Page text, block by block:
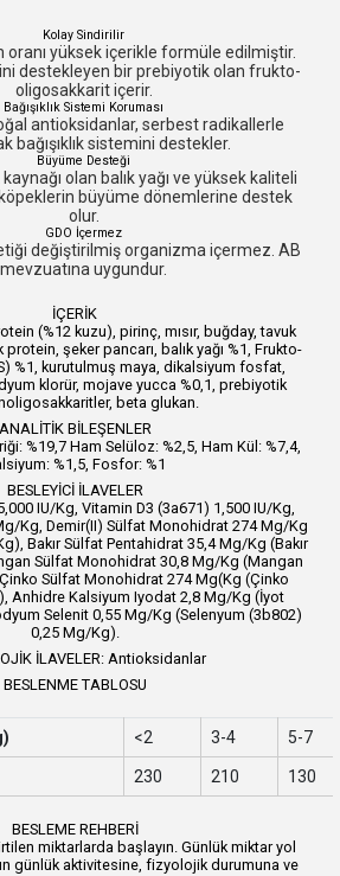
Kolay Sindirilir
oranı yüksek içerikle formüle edilmiştir.
destekleyen bir prebiyotik olan frukto-
oligosakkarit içerir.
Bağışıklık Sistemi Koruması
antioksidanlar, serbest radikallerle
bağışıklık sistemini destekler.
Büyüme Desteği
olan balık yağı ve yüksek kaliteli
büyüme dönemlerine destek
olur.
GDO İçermez
değiştirilmiş organizma içermez. AB
mevzuatına uygundur.
İÇERİK
(%12 kuzu), pirinç, mısır, buğday, tavuk
protein, şeker pancarı, balık yağı %1, Frukto-
%1, kurutulmuş maya, dikalsiyum fosfat,
klorür, mojave yucca %0,1, prebiyotik
beta glukan.
ANALİTİK BİLEŞENLER
%19,7 Ham Selüloz: %2,5, Ham Kül: %7,4,
%1,5, Fosfor: %1
BESLEYİCİ İLAVELER
IU/Kg, Vitamin D3 (3a671) 1,500 IU/Kg,
Kg, Demir(II) Sülfat Monohidrat 274 Mg/Kg
Bakır Sülfat Pentahidrat 35,4 Mg/Kg (Bakır
Sülfat Monohidrat 30,8 Mg/Kg (Mangan
Sülfat Monohidrat 274 Mg(Kg (Çinko
Anhidre Kalsiyum Iyodat 2,8 Mg/Kg (İyot
Selenit 0,55 Mg/Kg (Selenyum (3b802)
0,25 Mg/Kg).
İLAVELER: Antioksidanlar
BESLENME TABLOSU
<2 3-4 5-7
230 210 130
BESLEME REHBERİ
miktarlarda başlayın. Günlük miktar yol
günlük aktivitesine, fizyolojik durumuna ve